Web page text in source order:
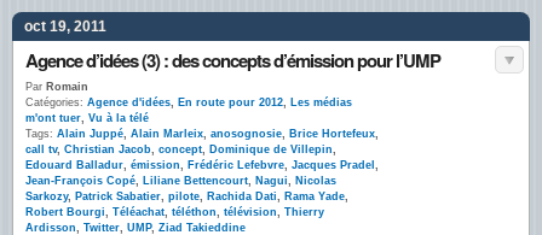
oct 19, 2011
Agence d’idées (3) : des concepts d’émission pour l’UMP
Par Romain
Catégories: Agence d'idées, En route pour 2012, Les médias
m'ont tuer, Vu à la télé
Tags: Alain Juppé, Alain Marleix, anosognosie, Brice Hortefeux,
call tv, Christian Jacob, concept, Dominique de Villepin,
Edouard Balladur, émission, Frédéric Lefebvre, Jacques Pradel ,
Jean-François Copé, Liliane Bettencourt, Nagui, Nicolas
Sarkozy, Patrick Sabatier, pilote, Rachida Dati, Rama Yade,
Robert Bourgi, Téléachat, téléthon, télévision, Thierry
Ardisson, Twitter, UMP, Ziad Takieddine